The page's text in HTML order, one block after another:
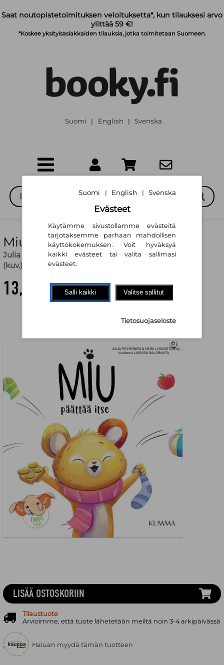
Saat noutopistetoimituksen veloituksetta*, kun tilauksesi arvo
ylittää 59 €!
*Koskee yksityisasiakkaiden tilauksia, jotka toimitetaan Suomeen.
Suomi | English | Svenska
Miu päättää itse
Julia Pöyhönen,Heidi Livingston,Larissa Saloranta
(kuv.)
13,70 €
LISÄÄ OSTOSKORIIN
Tilaustuote
Arvioimme, että tuote lähetetään meiltä noin 3-4 arkipäivässä
Haluan myydä tämän tuotteen
Suomi | English | Svenska
Evästeet
Käytämme sivustollamme evästeitä
tarjotaksemme parhaan mahdollisen
käyttökokemuksen. Voit hyväksyä
kaikki evästeet tai valita sallimasi
evästeet.
Salli kaikki Valitse sallitut
Tietosuojaseloste